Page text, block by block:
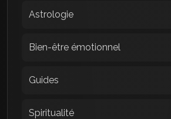
Astrologie
Bien-être émotionnel
Guides
Spiritualité